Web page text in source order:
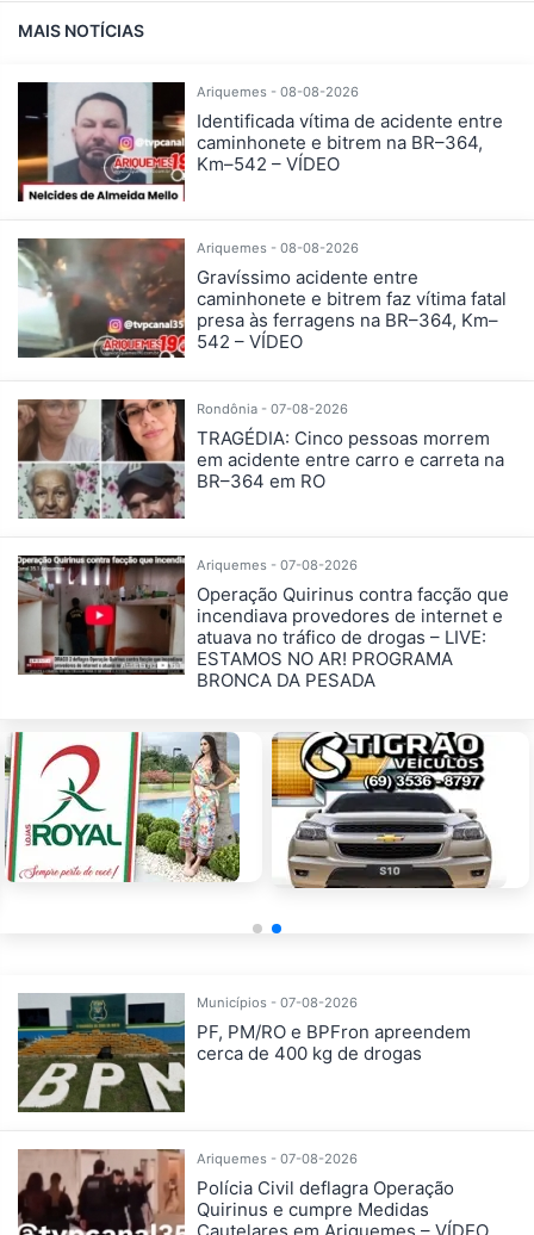
MAIS NOTÍCIAS
Ariquemes - 08-08-2026
Identificada vítima de acidente entre
caminhonete e bitrem na BR–364,
Km–542 – VÍDEO
Ariquemes - 08-08-2026
Gravíssimo acidente entre
caminhonete e bitrem faz vítima fatal
presa às ferragens na BR–364, Km–
542 – VÍDEO
Rondônia - 07-08-2026
TRAGÉDIA: Cinco pessoas morrem
em acidente entre carro e carreta na
BR–364 em RO
Ariquemes - 07-08-2026
Operação Quirinus contra facção que
incendiava provedores de internet e
atuava no tráfico de drogas – LIVE:
ESTAMOS NO AR! PROGRAMA
BRONCA DA PESADA
Municípios - 07-08-2026
PF, PM/RO e BPFron apreendem
cerca de 400 kg de drogas
Ariquemes - 07-08-2026
Polícia Civil deflagra Operação
Quirinus e cumpre Medidas